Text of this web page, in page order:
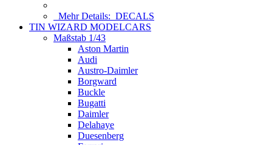
Mehr Details: DECALS
TIN WIZARD MODELCARS
Maßstab 1/43
Aston Martin
Audi
Austro-Daimler
Borgward
Buckle
Bugatti
Daimler
Delahaye
Duesenberg